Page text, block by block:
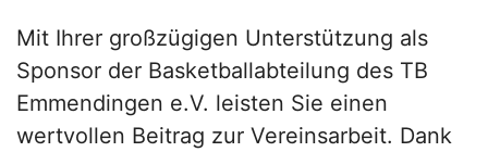
Mit Ihrer großzügigen Unterstützung als
Sponsor der Basketballabteilung des TB
Emmendingen e.V. leisten Sie einen
wertvollen Beitrag zur Vereinsarbeit. Dank